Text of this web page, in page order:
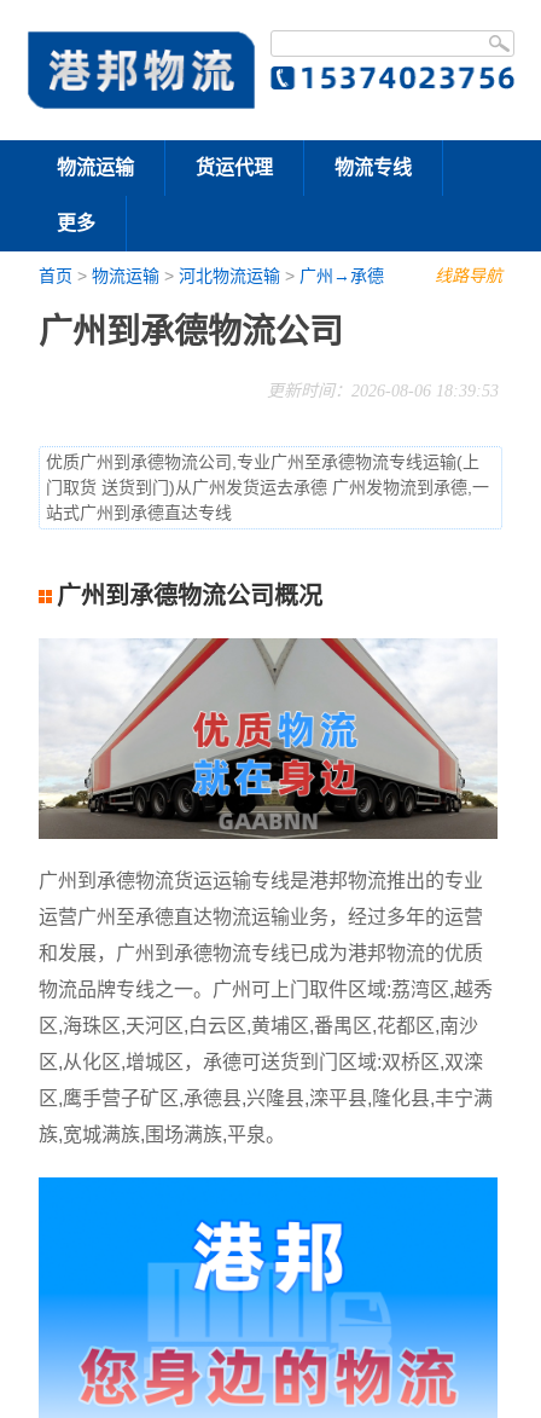
物流运输 货运代理 物流专线
更多
线路导航
首页 >物流运输 >河北物流运输 > 广州→承德
广州到承德物流公司
更新时间：2026-08-06 18:39:53
优质广州到承德物流公司,专业广州至承德物流专线运输(上
门取货 送货到门)从广州发货运去承德 广州发物流到承德,一
站式广州到承德直达专线
广州到承德物流公司概况
广州到承德物流货运运输专线是港邦物流推出的专业
运营广州至承德直达物流运输业务，经过多年的运营
和发展，广州到承德物流专线已成为港邦物流的优质
物流品牌专线之一。广州可上门取件区域:荔湾区,越秀
区,海珠区,天河区,白云区,黄埔区,番禺区,花都区,南沙
区,从化区,增城区，承德可送货到门区域:双桥区,双滦
区,鹰手营子矿区,承德县,兴隆县,滦平县,隆化县,丰宁满
族,宽城满族,围场满族,平泉。